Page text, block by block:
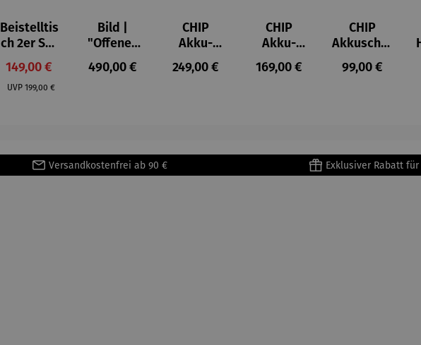
Beistelltis
ch 2er Set
– Dalias
Verkaufspreis:
149,00 €
UVP Regulärer Preis:
199,00 €
Bild |
"Offenes
Fenster in
Collioure"
Regulärer Preis:
490,00 €
CHIP
Akku-
Staubsau
ger
Regulärer Preis:
249,00 €
CHIP
Akku-
Staubsau
ger DS02
Regulärer Preis:
169,00 €
CHIP
Akkuschra
uber
Regulärer
99,00 €
Versandkostenfrei ab 90 € Exklusiver Rabatt